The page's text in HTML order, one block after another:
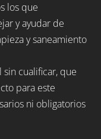
los que
y ayudar de
y saneamiento
cualificar, que
para este
ni obligatorios